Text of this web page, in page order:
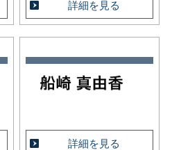
詳細を見る
詳細を見る